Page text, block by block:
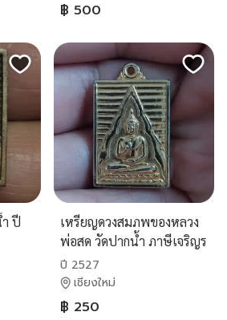
฿ 500
ปี
เหรียญดวงสมภพของหลวง
พ่อสด วัดปากน้ำ ภาษีเจริญร
ปี 2527
เชียงใหม่
฿ 250